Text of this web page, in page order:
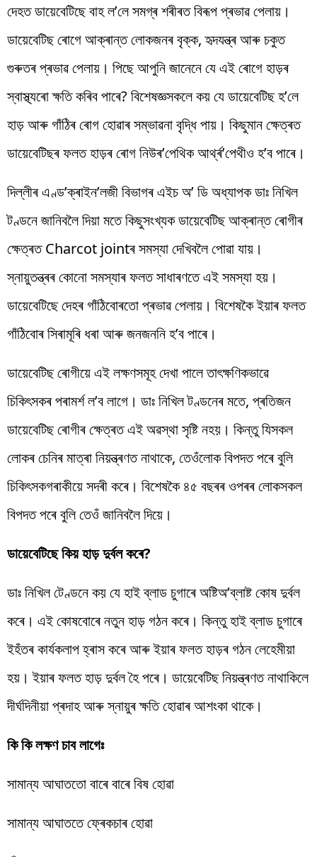
দেহতডায়েবেটিছেবাহল’লে সমগ্ৰ শৰীৰতবিৰূপপ্ৰভাৱপেলায় ।
ডায়েবেটিছৰোগেআক্ৰান্তলোকজনৰবৃক্ক, হৃদযন্ত্ৰ আৰু চকুত
গুৰুতৰ প্ৰভাৱপেলায় । পিছে আপুনি জানেনে যে এই ৰোগেহাড়ৰ
স্বাস্থ্যৰো ক্ষতি কৰিব পাৰে? বিশেষজ্ঞসকলেকয়যেডায়েবেটিছহ’লে
হাড়আৰু গাঁঠিৰ ৰোগ হোৱাৰ সম্ভাৱনা বৃদ্ধিপায় । কিছুমানক্ষেত্ৰত
ডায়েবেটিছৰফলতহাড়ৰৰোগনিউৰ’পেথিকআৰ্থ্ৰ’পেথীও হ’ব পাৰে।
দিল্লীৰএণ্ড’ক্ৰাইন’লজীবিভাগৰ এইচ অ’ ডি অধ্যাপক ডাঃ নিখিল
টণ্ডনেজানিবলৈদিয়ামতেকিছুসংখ্যকডায়েবেটিছআক্ৰান্তৰোগীৰ
ক্ষেত্ৰত Charcot jointৰসমস্যাদেখিবলৈপোৱাযায় ।
স্নায়ুতন্ত্ৰৰকোনো সমস্যাৰ ফলত সাধাৰণতেএইসমস্যাহয় ।
ডায়েবেটিছেদেহৰ গাঁঠিবোৰতো প্ৰভাৱ পেলায় । বিশেষকৈইয়াৰফলত
গাঁঠিবোৰসিৰামূৰি ধৰা আৰু জনজননিহ’বপাৰে।
ডায়েবেটিছৰোগীয়েএই লক্ষণসমূহ দেখা পালেতাৎক্ষণিকভাৱে
চিকিৎসকৰ পৰামৰ্শ ল’ব লাগে। ডাঃ নিখিলটণ্ডনেৰমতে, প্ৰতিজন
ডায়েবেটিছৰোগীৰ ক্ষেত্ৰতএই অৱস্থা সৃষ্টিনহয় । কিন্তু যিসকল
লোকৰ চেনিৰ মাত্ৰানিয়ন্ত্ৰণতনাথাকে, তেওঁলোক বিপদত পৰেবুলি
চিকিৎসকগৰাকীয়েসদৰীকৰে। বিশেষকৈ ৪৫ বছৰৰ ওপৰৰ লোকসকল
বিপদত পৰেবুলিতেওঁজানিবলৈদিয়ে ।
ডায়েবেটিছেকিয়হাড়দুৰ্বল কৰে?
ডাঃ নিখিল টেণ্ডনেকয়যেহাইব্লাডচুগাৰেঅষ্টিঅ’ব্লাষ্টকোষ দুৰ্বল
কৰে। এই কোষবোৰে নতুনহাড় গঠন কৰে। কিন্তুহাইব্লাডচুগাৰে
ইহঁতৰকাৰ্যকলাপ হ্ৰাস কৰেআৰুইয়াৰফলতহাড়ৰগঠনলেহেমীয়া
হয় ।ইয়াৰফলতহাড়দুৰ্বল হৈ পৰে। ডায়েবেটিছনিয়ন্ত্ৰণতনাথাকিলে
দীৰ্ঘদিনীয়াপ্ৰদাহআৰুস্নায়ুৰক্ষতি হোৱাৰ আশংকা থাকে।
কিকিলক্ষণ চাবলাগেঃ
সামান্য আঘাততোবাৰেবাৰেবিষহোৱা
সামান্যআঘাততেফ্ৰেকচাৰহোৱা